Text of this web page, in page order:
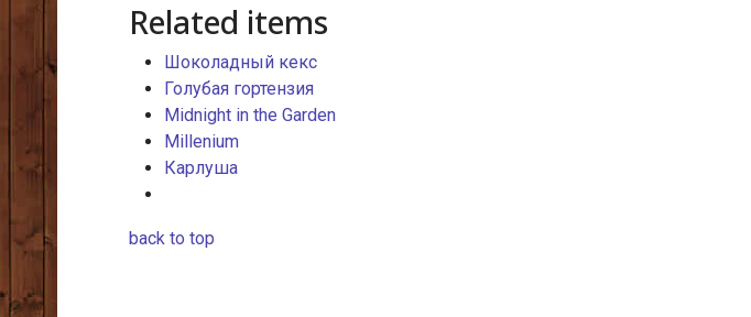
Related items
Шоколадный кекс
Голубая гортензия
Midnight in the Garden
Millenium
Карлуша
back to top